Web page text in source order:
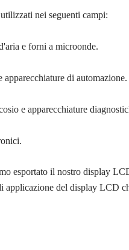
nei seguenti campi:
e forni a microonde.
di automazione.
e apparecchiature
esportato il nostro display
applicazione del display LCD